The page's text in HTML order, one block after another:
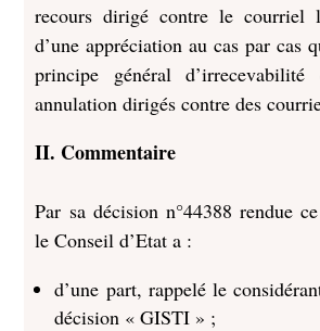
recours dirigé contre le courriel
d’une appréciation au cas par cas
principe général
annulation dirigés contre des
II. Commentaire
Par sa décision n°44388 rendue
le Conseil d’Etat a :
d’une part, rappelé le
décision « GISTI » ;